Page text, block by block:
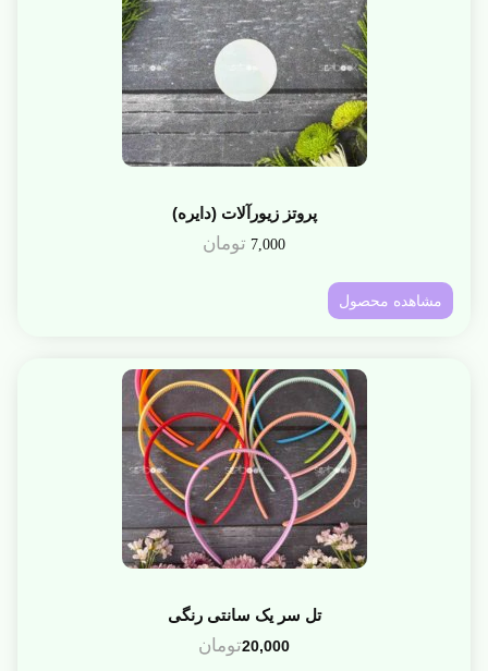
پروتز زیورآلات (دایره)
7,000 تومان
مشاهده محصول
تل سر یک سانتی رنگی
20,000تومان